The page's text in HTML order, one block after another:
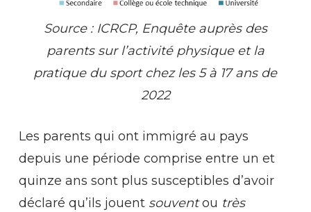
Source : ICRCP, Enquête auprès des
parents sur l’activité physique et la
pratique du sport chez les 5 à 17 ans de
2022
Les parents qui ont immigré au pays
depuis une période comprise entre un et
quinze ans sont plus susceptibles d’avoir
déclaré qu’ils jouent souventou très